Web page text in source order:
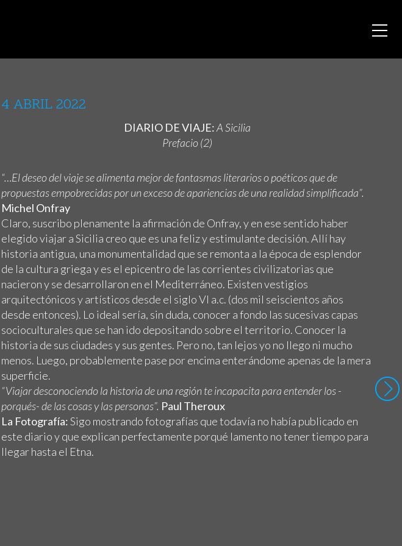
4 ABRIL 2022
DIARIO DE VIAJE:A Sicilia
Prefacio (2)
“…El deseo del viaje se alimenta mejor de fantasmas literarios o poéticos que de
propuestas empobrecidas por un exceso de apariencias de una realidad simplificada”.
Michel Onfray
Claro, suscribo plenamente la afirmación de Onfray, y en ese sentido haber
elegido viajar a Sicilia creo que es una feliz y estimulante decisión. Allí hay
historia antigua, una monumentalidad que se remonta a la época de esplendor
de la cultura griega y es el epicentro de las corrientes civilizatorias que
nacieron y se desarrollaron en el Mediterráneo. Existen vestigios
arquitectónicos y artísticos desde el siglo VI a.c. (dos mil seiscientos años
desde entonces). Lo ideal sería, sin duda, conocer a fondo las sucesivas capas
socioculturales que se han ido depositando sobre el territorio. Conocer la
historia de sus ciudades y sus gentes. Pero no, tan lejos yo no llego ni mucho
menos. Luego, probablemente pase por encima enterándome apenas de la mera
superficie.
“Viajar desconociendo la historia de una región te incapacita para entender los -
porqués- de las cosas y las personas”. Paul Theroux
La Fotografía:Sigo mostrando fotografías que todavía no había publicado en
este diario y que explican perfectamente porqué lamento no tener tiempo para
llegar hasta el Etna.